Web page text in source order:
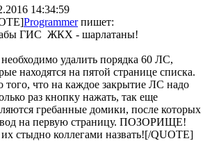
14:34:59
Programmerпишет:
ГИС ЖКХ - шарлатаны!
удалить порядка 60 ЛС,
находятся на пятой странице списка.
того, что на каждое закрытие ЛС надо
раз кнопку нажать, так еще
гребанные домики, после которых
на первую страницу. ПОЗОРИЩЕ!
стыдно коллегами назвать![/QUOTE]